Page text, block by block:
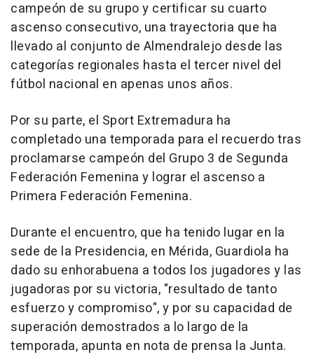
campeón de su grupo y certificar su cuarto
ascenso consecutivo, una trayectoria que ha
llevado al conjunto de Almendralejo desde las
categorías regionales hasta el tercer nivel del
fútbol nacional en apenas unos años.
Por su parte, el Sport Extremadura ha
completado una temporada para el recuerdo tras
proclamarse campeón del Grupo 3 de Segunda
Federación Femenina y lograr el ascenso a
Primera Federación Femenina.
Durante el encuentro, que ha tenido lugar en la
sede de la Presidencia, en Mérida, Guardiola ha
dado su enhorabuena a todos los jugadores y las
jugadoras por su victoria, "resultado de tanto
esfuerzo y compromiso", y por su capacidad de
superación demostrados a lo largo de la
temporada, apunta en nota de prensa la Junta.